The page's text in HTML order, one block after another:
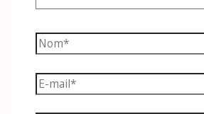
Nom*
E-
mail*